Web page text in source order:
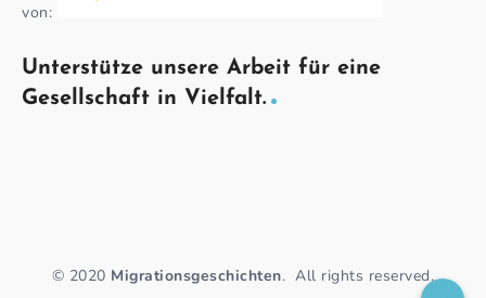
von:
Unterstütze unsere Arbeit für eine
Gesellschaft in Vielfalt.
© 2020 Migrationsgeschichten.All rights reserved.